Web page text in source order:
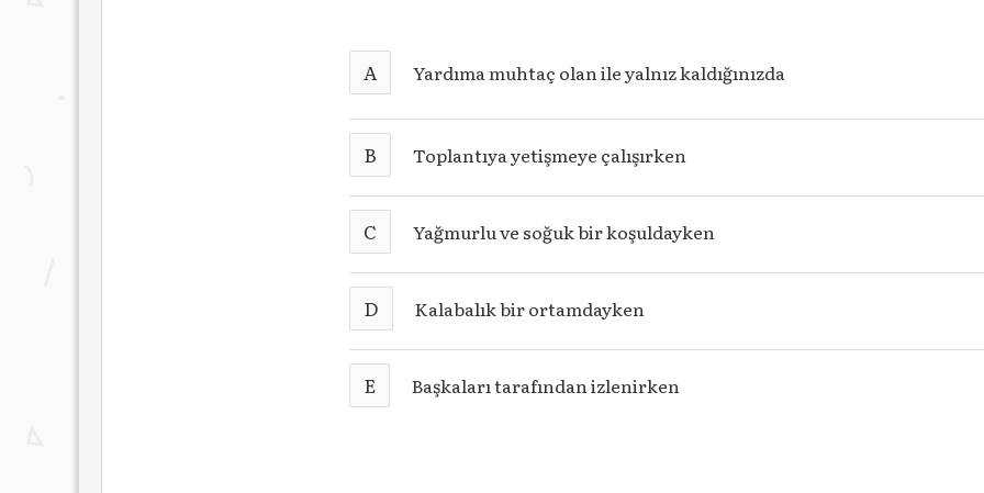
A Yardıma muhtaç olan ile yalnız kaldığınızda
B Toplantıya yetişmeye çalışırken
C Yağmurlu ve soğuk bir koşuldayken
D Kalabalık bir ortamdayken
E Başkaları tarafından izlenirken